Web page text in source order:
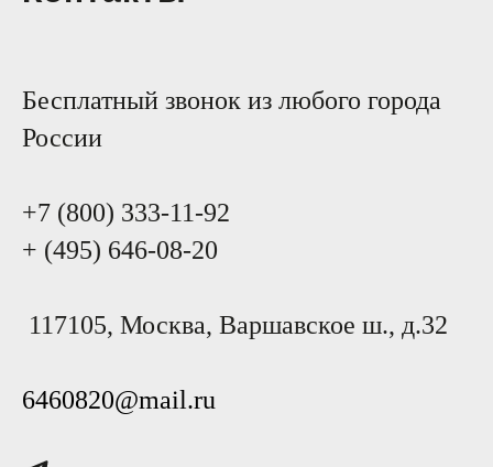
Бесплатный звонок из любого города
России
+7 (800) 333-11-92
+ (495) 646-08-20
117105, Москва, Варшавское ш., д.32
6460820@mail.ru